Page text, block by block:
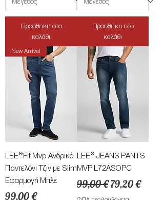
Προσθήκη στο
καλάθι
Προσθήκη στο
καλάθι
New Arrival
LEE®Fit Mvp Ανδρικό
Παντελόνι Τζιν με Slim
Εφαρμογή Μπλε
Τιμή
99,00 €
LEE® JEANS PANTS
MVP L72ASOPC
Κανονική τιμή
99,00 € Τιμή
79,20 €